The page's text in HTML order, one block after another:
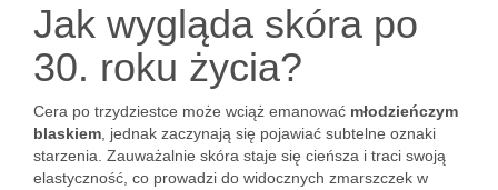
Jak wygląda skóra po
30. roku życia?
Cera po trzydziestce może wciąż emanować młodzieńczym
blaskiem , jednak zaczynają się pojawiać subtelne oznaki
starzenia. Zauważalnie skóra staje się cieńsza i traci swoją
elastyczność, co prowadzi do widocznych zmarszczek w